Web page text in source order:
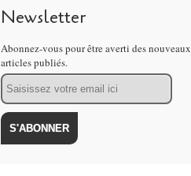
Newsletter
Abonnez-vous pour être averti des nouveaux
articles publiés.
Email